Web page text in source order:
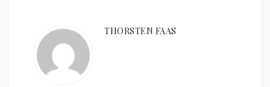
THORSTEN FAAS